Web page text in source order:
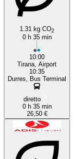
1.31 kg CO2
0 h 35 min
10:00
Tirana, Airport
10:35
Durres, Bus Terminal
diretto
0 h 35 min
26,50 €